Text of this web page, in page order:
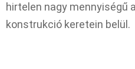
hirtelen nagy
konstrukció keretein belül.